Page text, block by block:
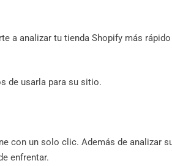
a analizar tu tienda Shopify más
de usarla para su sitio.
con un solo clic. Además de analizar
enfrentar.